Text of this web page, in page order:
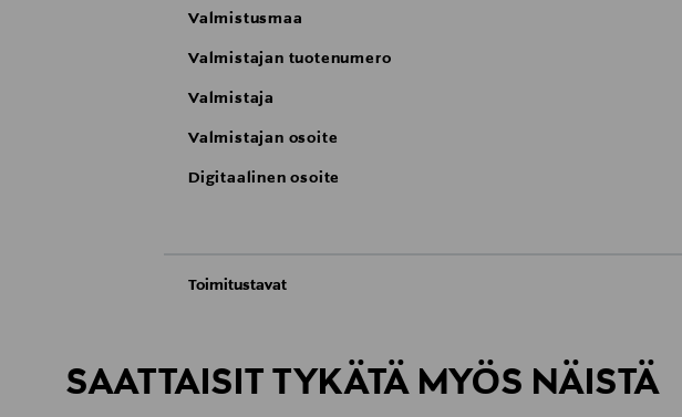
Valmistusmaa
Valmistajan tuotenumero
Valmistaja
Valmistajan osoite
Digitaalinen osoite
Toimitustavat
Kotiinkuljetus
SAATTAISIT TYKÄTÄ MYÖS NÄISTÄ